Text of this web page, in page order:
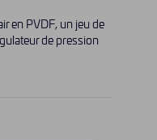
en PVDF, un jeu de
de pression